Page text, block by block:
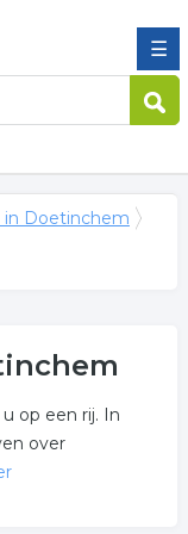
☰
in Doetinchem
op een rij. In
over